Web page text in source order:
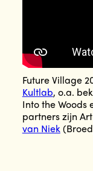
Future Village
Kultlab, o.a.
Into the Woods
partners zijn
van Niek